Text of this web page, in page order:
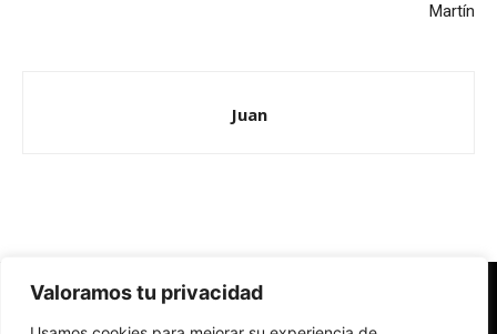
Valoramos tu privacidad
Martín
Juan
Redes Cristianas